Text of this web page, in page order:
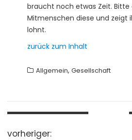
braucht noch etwas Zeit.
Mitmenschen diese und zeigt
lohnt.
zurück zum Inhalt
Allgemein, Gesellschaft
e
vorheriger: